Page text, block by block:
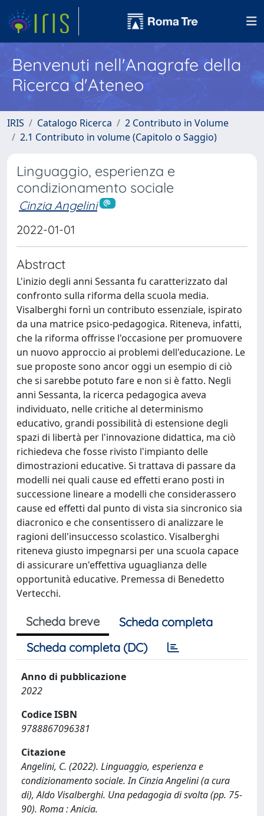
Benvenuti nell'Anagrafe della
Ricerca d'Ateneo
IRIS Catalogo Ricerca
2 Contributo in Volume
2.1 Contributo in volume (Capitolo o Saggio)
Linguaggio, esperienza e
condizionamento sociale
Cinzia Angelini
2022-01-01
Abstract
L'inizio degli anni Sessanta fu caratterizzato dal
confronto sulla riforma della scuola media.
Visalberghi fornì un contributo essenziale, ispirato
da una matrice psico-pedagogica. Riteneva, infatti,
che la riforma offrisse l'occasione per promuovere
un nuovo approccio ai problemi dell'educazione. Le
sue proposte sono ancor oggi un esempio di ciò
che si sarebbe potuto fare e non si è fatto. Negli
anni Sessanta, la ricerca pedagogica aveva
individuato, nelle critiche al determinismo
educativo, grandi possibilità di estensione degli
spazi di libertà per l'innovazione didattica, ma ciò
richiedeva che fosse rivisto l'impianto delle
dimostrazioni educative. Si trattava di passare da
modelli nei quali cause ed effetti erano posti in
successione lineare a modelli che considerassero
cause ed effetti dal punto di vista sia sincronico sia
diacronico e che consentissero di analizzare le
ragioni dell'insuccesso scolastico. Visalberghi
riteneva giusto impegnarsi per una scuola capace
di assicurare un'effettiva uguaglianza delle
opportunità educative. Premessa di Benedetto
Vertecchi.
Scheda breve
Scheda completa
Scheda completa (DC)
Anno di pubblicazione
2022
Codice ISBN
9788867096381
Citazione
Angelini, C. (2022). Linguaggio, esperienza e
condizionamento sociale. In Cinzia Angelini (a cura
di), Aldo Visalberghi. Una pedagogia di svolta (pp. 75-
90). Roma : Anicia.